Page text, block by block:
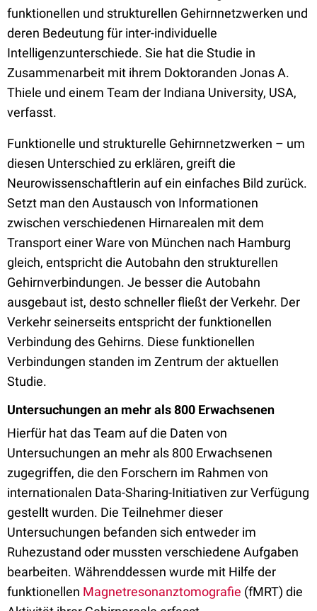
funktionellen und strukturellen Gehirnnetzwerken und
deren Bedeutung für inter-individuelle
Intelligenzunterschiede. Sie hat die Studie in
Zusammenarbeit mit ihrem Doktoranden Jonas A.
Thiele und einem Team der Indiana University, USA,
verfasst.
Funktionelle und strukturelle Gehirnnetzwerken – um
diesen Unterschied zu erklären, greift die
Neurowissenschaftlerin auf ein einfaches Bild zurück.
Setzt man den Austausch von Informationen
zwischen verschiedenen Hirnarealen mit dem
Transport einer Ware von München nach Hamburg
gleich, entspricht die Autobahn den strukturellen
Gehirnverbindungen. Je besser die Autobahn
ausgebaut ist, desto schneller fließt der Verkehr. Der
Verkehr seinerseits entspricht der funktionellen
Verbindung des Gehirns. Diese funktionellen
Verbindungen standen im Zentrum der aktuellen
Studie.
Untersuchungen an mehr als 800 Erwachsenen
Hierfür hat das Team auf die Daten von
Untersuchungen an mehr als 800 Erwachsenen
zugegriffen, die den Forschern im Rahmen von
internationalen Data-Sharing-Initiativen zur Verfügung
gestellt wurden. Die Teilnehmer dieser
Untersuchungen befanden sich entweder im
Ruhezustand oder mussten verschiedene Aufgaben
bearbeiten. Währenddessen wurde mit Hilfe der
funktionellen Magnetresonanztomografie (fMRT) die